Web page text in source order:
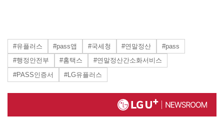
#유플러스 #pass앱 #국세청 #연말정산
#pass
#행정안전부
#홈택스
#연말정산간소화서비스
#PASS인증서
#LG유플러스